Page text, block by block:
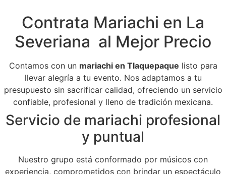
Contrata Mariachi en La
Severiana al Mejor Precio
Contamos con un mariachi en Tlaquepaque listo para
llevar alegría a tu evento. Nos adaptamos a tu
presupuesto sin sacrificar calidad, ofreciendo un servicio
confiable, profesional y lleno de tradición mexicana.
Servicio de mariachi profesional
y puntual
Nuestro grupo está conformado por músicos con
experiencia, comprometidos con brindar un espectáculo